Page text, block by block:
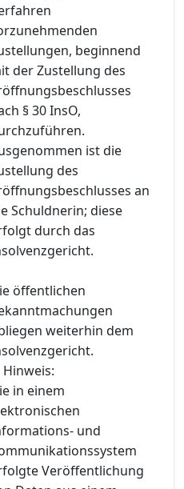
beginnend
der Zustellung des
§ 30 InsO,
ist die
des
an
Schuldnerin; diese
durch das
öffentlichen
weiterhin dem
Hinweis:
in einem
und
Veröffentlichung